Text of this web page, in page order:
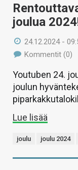
joulua
24.12.2024 -
Kommentit (0)
Youtuben 24.
joulun
Lue lisää
joulu joulu 2024